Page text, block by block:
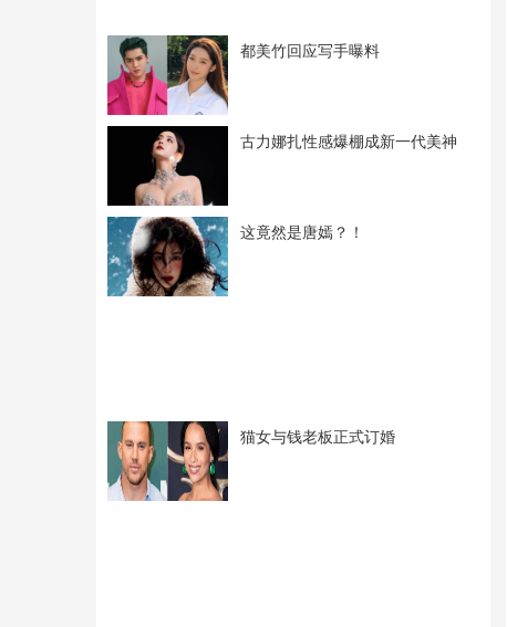
都美竹回应写手曝料
古力娜扎性感爆棚成新一代美神
这竟然是唐嫣？！
猫女与钱老板正式订婚